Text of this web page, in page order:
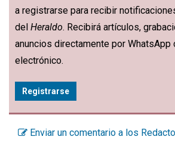
a registrarse para recibir
del Heraldo. Recibirá artículos,
anuncios directamente por WhatsApp
electrónico.
Registrarse
Enviar un comentario a los